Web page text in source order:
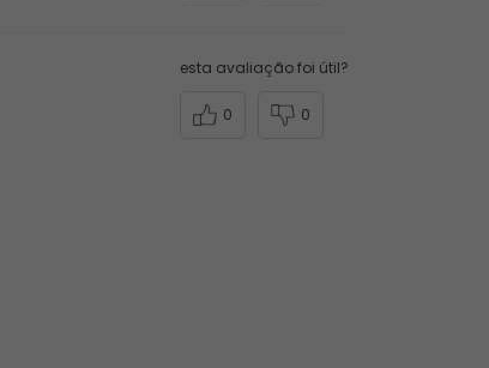
esta avaliação foi útil?
0 0